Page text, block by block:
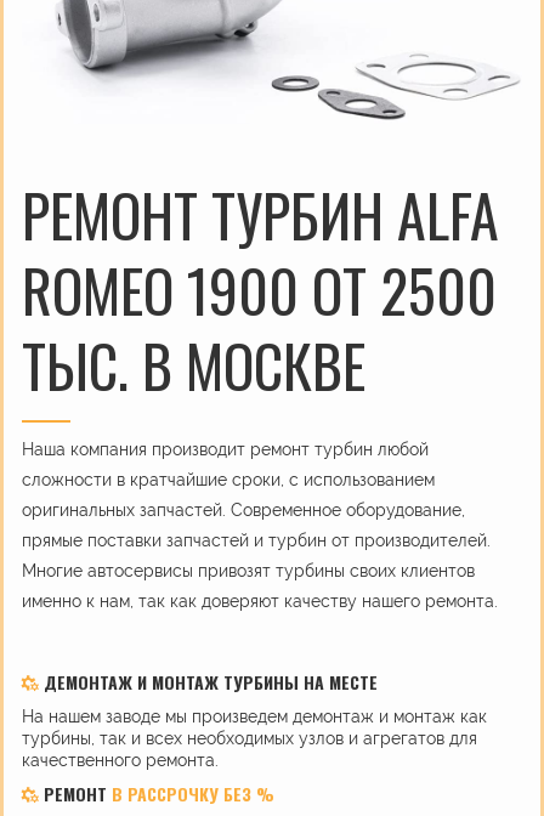
РЕМОНТ ТУРБИН ALFA
ROMEO 1900 ОТ 2500
ТЫС. В МОСКВЕ
Наша компания производит ремонт турбин любой
сложности в кратчайшие сроки, с использованием
оригинальных запчастей. Современное оборудование,
прямые поставки запчастей и турбин от производителей.
Многие автосервисы привозят турбины своих клиентов
именно к нам, так как доверяют качеству нашего ремонта.
ДЕМОНТАЖ И МОНТАЖ ТУРБИНЫ НА МЕСТЕ
На нашем заводе мы произведем демонтаж и монтаж как
турбины, так и всех необходимых узлов и агрегатов для
качественного ремонта.
РЕМОНТ В РАССРОЧКУ БЕЗ %